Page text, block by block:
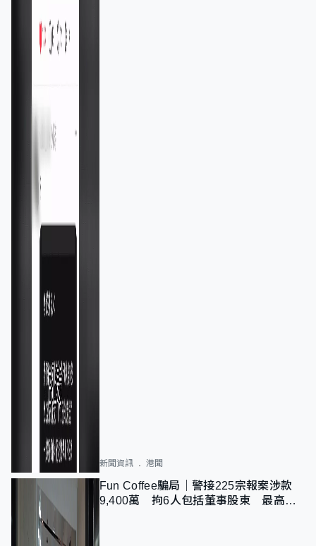
新聞資訊 港聞
Fun Coffee騙局｜警接225宗報案涉款
9,400萬 拘6人包括董事股東 最高金